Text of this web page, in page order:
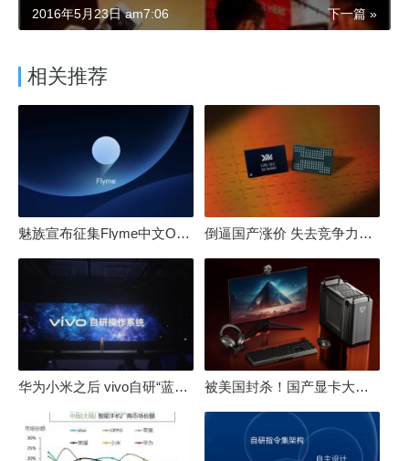
下一篇 »
2016年5月23日 am7:06
相关推荐
魅族宣布征集Flyme中文OS名：要像鸿蒙、澎湃一样响亮 倒逼国产涨价 失去竞争力！三星要减产50%：SSD必须涨价
华为小米之后 vivo自研“蓝河”操作系统重磅发布 被美国封杀！国产显卡大厂：中国GPU不存在至暗时刻